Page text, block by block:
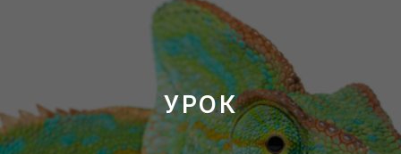
УРОК